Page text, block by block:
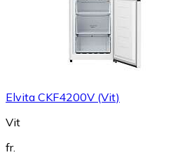
Elvita CKF4200V (Vit)
Vit
fr.